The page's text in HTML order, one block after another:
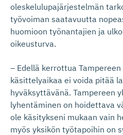
oleskelulupajärjestelmän
työvoiman saatavuutta
huomioon työnantajien ja
oikeusturva.
– Edellä kerrottua
käsittelyaikaa ei voida pitää
hyväksyttävänä. Tampereen
lyhentäminen on hoidettava
ole käsitykseni mukaan vain
myös yksikön työtapoihin on